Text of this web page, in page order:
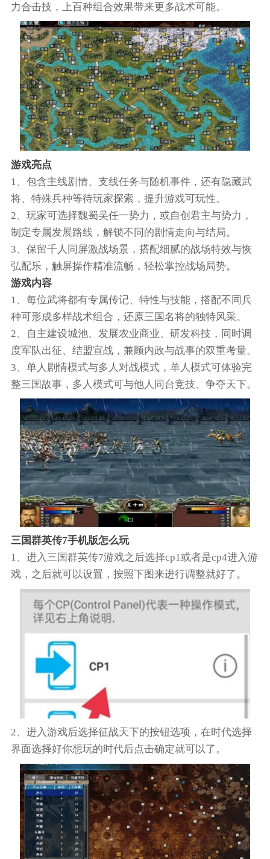
力合击技，上百种组合效果带来更多战术可能。
游戏亮点
1、包含主线剧情、支线任务与随机事件，还有隐藏武
将、特殊兵种等待玩家探索，提升游戏可玩性。
2、玩家可选择魏蜀吴任一势力，或自创君主与势力，
制定专属发展路线，解锁不同的剧情走向与结局。
3、保留千人同屏激战场景，搭配细腻的战场特效与恢
弘配乐，触屏操作精准流畅，轻松掌控战场局势。
游戏内容
1、每位武将都有专属传记、特性与技能，搭配不同兵
种可形成多样战术组合，还原三国名将的独特风采。
2、自主建设城池、发展农业商业、研发科技，同时调
度军队出征、结盟宣战，兼顾内政与战事的双重考量。
3、单人剧情模式与多人对战模式，单人模式可体验完
整三国故事，多人模式可与他人同台竞技、争夺天下。
三国群英传7手机版怎么玩
1、进入三国群英传7游戏之后选择cp1或者是cp4进入游
戏，之后就可以设置，按照下图来进行调整就好了。
2、进入游戏后选择征战天下的按钮选项，在时代选择
界面选择好你想玩的时代后点击确定就可以了。